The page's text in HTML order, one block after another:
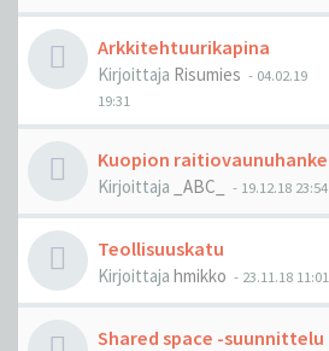
Arkkitehtuurikapina
Kirjoittaja Risumies - 04.02.19
19:31
Kuopion raitiovaunuhanke
Kirjoittaja _ABC_ - 19.12.18 23:54
Teollisuuskatu
Kirjoittaja hmikko - 23.11.18 11:01
Shared space -suunnittelu